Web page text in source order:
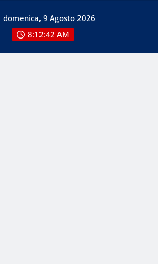
domenica, 9 Agosto 2026
8:12:42 AM